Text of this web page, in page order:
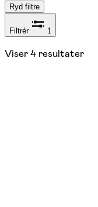
Ryd filtre
Filtrér 1
Viser4 resultater